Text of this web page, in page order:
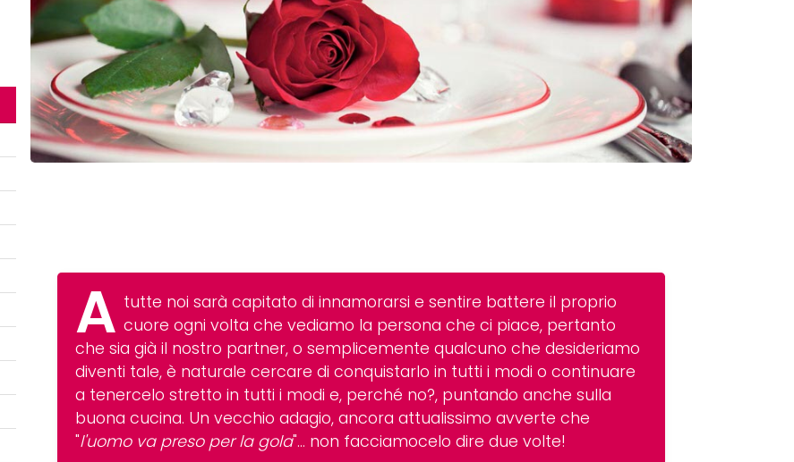
A tutte noi sarà capitato di innamorarsi e sentire battere il proprio
cuore ogni volta che vediamo la persona che ci piace, pertanto
che sia già il nostro partner, o semplicemente qualcuno che desideriamo
diventi tale, è naturale cercare di conquistarlo in tutti i modi o continuare
a tenercelo stretto in tutti i modi e, perché no?, puntando anche sulla
buona cucina. Un vecchio adagio, ancora attualissimo avverte che
"l'uomo va preso per la gola"... non facciamocelo dire due volte!